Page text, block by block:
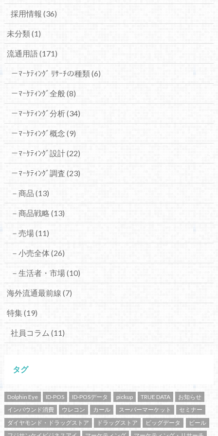
採用情報 (36)
未分類(1)
流通用語(171)
－ﾏｰｹﾃｨﾝｸﾞ ﾘｻｰﾁの種類(6)
－ﾏｰｹﾃｨﾝｸﾞ全般(8)
－ﾏｰｹﾃｨﾝｸﾞ分析(34)
－ﾏｰｹﾃｨﾝｸﾞ概念 (9)
－ﾏｰｹﾃｨﾝｸﾞ設計(22)
－ﾏｰｹﾃｨﾝｸﾞ調査 (23)
－商品 (13)
－商品戦略 (13)
－売場(11)
－小売全体(26)
－生活者・市場(10)
海外流通最前線 (7)
特集(19)
社員コラム (11)
タグ
Dolphin Eye ID-POS ID-POSデータ pickup TRUE DATA
お知らせ
インバウンド消費
ウレコン カール スーパーマーケット
セミナー
ダイヤモンド・ドラッグストア
ドラッグストア ビッグデータ
ビール